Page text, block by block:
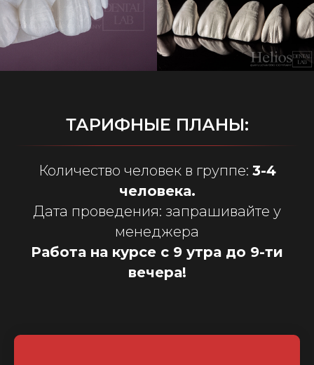
ТАРИФНЫЕ ПЛАНЫ:
Количество человек в группе: 3-4
человека.
Дата проведения: запрашивайте у
менеджера
Работа на курсе с 9 утра до 9-ти
вечера!